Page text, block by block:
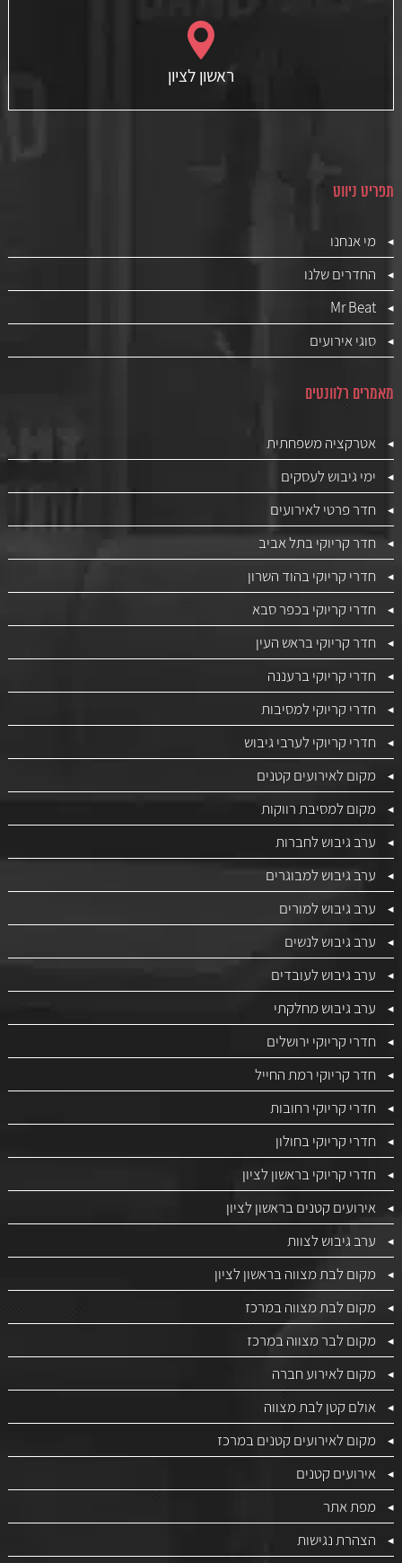
ראשון לציון
תפריט ניווט
מי אנחנו
החדרים שלנו
Mr Beat
סוגי אירועים
מאמרים רלוונטים
אטרקציה משפחתית
ימי גיבוש לעסקים
חדר פרטי לאירועים
חדר קריוקי בתל אביב
חדרי קריוקי בהוד השרון
חדרי קריוקי בכפר סבא
חדר קריוקי בראש העין
חדרי קריוקי ברעננה
חדרי קריוקי למסיבות
חדרי קריוקי לערבי גיבוש
מקום לאירועים קטנים
מקום למסיבת רווקות
ערב גיבוש לחברות
ערב גיבוש למבוגרים
ערב גיבוש למורים
ערב גיבוש לנשים
ערב גיבוש לעובדים
ערב גיבוש מחלקתי
חדרי קריוקי ירושלים
חדר קריוקי רמת החייל
חדרי קריוקי רחובות
חדרי קריוקי בחולון
חדרי קריוקי בראשון לציון
אירועים קטנים בראשון לציון
ערב גיבוש לצוות
מקום לבת מצווה בראשון לציון
מקום לבת מצווה במרכז
מקום לבר מצווה במרכז
מקום לאירוע חברה
אולם קטן לבת מצווה
מקום לאירועים קטנים במרכז
אירועים קטנים
מפת אתר
הצהרת נגישות